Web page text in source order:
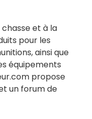
et à la
pour les
ainsi que
équipements
propose
un forum de